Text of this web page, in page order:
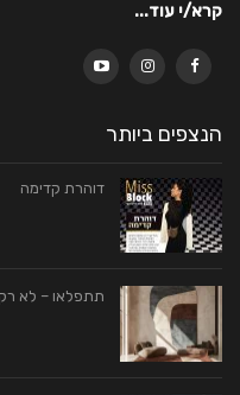
קרא/י עוד...
הנצפים ביותר
דוהרת קדימה
תתפלאו – לא